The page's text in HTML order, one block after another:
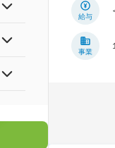
給与
事業